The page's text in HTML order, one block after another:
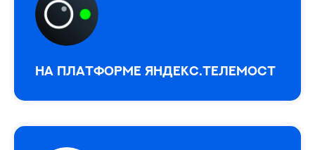
На платформе Яндекс.Телемост